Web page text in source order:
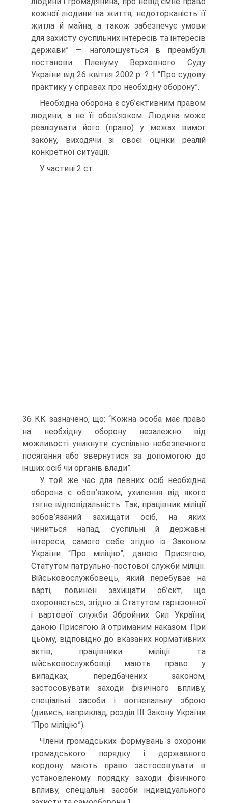
кожної людини на життя, недоторканість її
житла й майна, а також забезпечує умови
для захисту суспільних інтересів та інтересів
держави” — наголошується в преамбулі
постанови Пленуму Верховного Суду
України від 26 квітня 2002 р. ? 1 “Про судову
практику у справах про необхідну оборону”.
Необхідна оборона є суб’єктивним правом
людини, а не її обов’язком. Людина може
реалізувати його (право) у межах вимог
закону, виходячи зі своєї оцінки реалій
конкретної ситуації.
У частині 2 ст.
36 КК зазначено, що: “Кожна особа має право
на необхідну оборону незалежно від
можливості уникнути суспільно небезпечного
посягання або звернутися за допомогою до
інших осіб чи органів влади”.
У той же час для певних осіб необхідна
оборона є обов’язком, ухилення від якого
тягне відповідальність. Так, працівник міліції
зобов’язаний захищати осіб, на яких
чиниться напад, суспільні й державні
інтереси, самого себе згідно із Законом
України “Про міліцію”, даною Присягою,
Статутом патрульно-постової служби міліції.
Військовослужбовець, який перебуває на
варті, повинен захищати об’єкт, що
охороняється, згідно зі Статутом гарнізонної
і вартової служби Збройних Сил України,
даною Присягою й отриманим наказом. При
цьому, відповідно до вказаних нормативних
актів, працівники міліції та
військовослужбовці мають право у
випадках, передбачених законом,
застосовувати заходи фізичного впливу,
спеціальні засоби і вогнепальну зброю
(дивись, наприклад, розділ ІІІ Закону України
“Про міліцію”).
Члени громадських формувань з охорони
громадського порядку і державного
кордону мають право застосовувати в
установленому порядку заходи фізичного
впливу, спеціальні засоби індивідуального